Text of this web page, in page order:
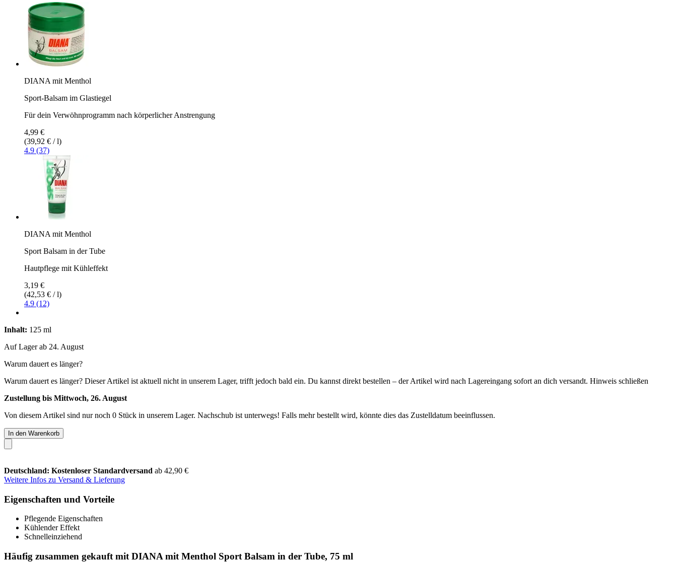
DIANA mit Menthol
Sport-Balsam im Glastiegel
Für dein Verwöhnprogramm nach körperlicher Anstrengung
4,99 €
(39,92 € / l)
4.9 (37)
DIANA mit Menthol
Sport Balsam in der Tube
Hautpflege mit Kühleffekt
3,19 €
(42,53 € / l)
4.9 (12)
Inhalt: 125 ml
Auf Lager ab 24. August
Warum dauert es länger?
Warum dauert es länger? Dieser Artikel ist aktuell nicht in unserem Lager, trifft jedoch bald ein. Du kannst direkt bestellen – der Artikel wird nach Lagereingang sofort an dich versandt. Hinweis schließen
Zustellung bis Mittwoch, 26. August
Von diesem Artikel sind nur noch 0 Stück in unserem Lager. Nachschub ist unterwegs! Falls mehr bestellt wird, könnte dies das Zustelldatum beeinflussen.
In den Warenkorb
Deutschland: Kostenloser Standardversand ab 42,90 €
Weitere Infos zu Versand & Lieferung
Eigenschaften und Vorteile
Pflegende Eigenschaften
Kühlender Effekt
Schnelleinziehend
Häufig zusammen gekauft mit DIANA mit Menthol Sport Balsam in der Tube, 75 ml